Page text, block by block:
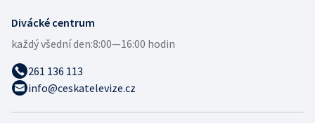
Divácké centrum
každý všední den:8:00—16:00 hodin
261 136 113
info@ceskatelevize.cz